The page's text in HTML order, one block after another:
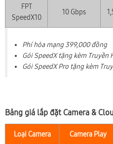
FPT
SpeedX10
10 Gbps
Phí hòa mạng 399,000 đồng
Gói SpeedX tặng kèm Truyền
Gói SpeedX Pro tặng kèm
Bảng giá lắp đặt Camera &
Loại Camera Camera Play